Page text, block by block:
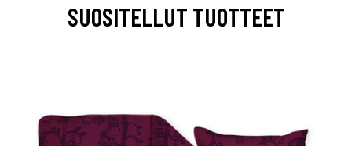
SUOSITELLUT TUOTTEET